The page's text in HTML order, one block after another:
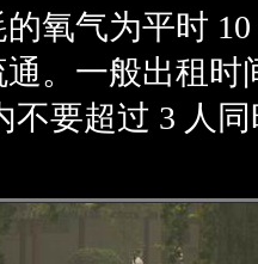
氧气为平时
。一般出租时
不要超过 3 人